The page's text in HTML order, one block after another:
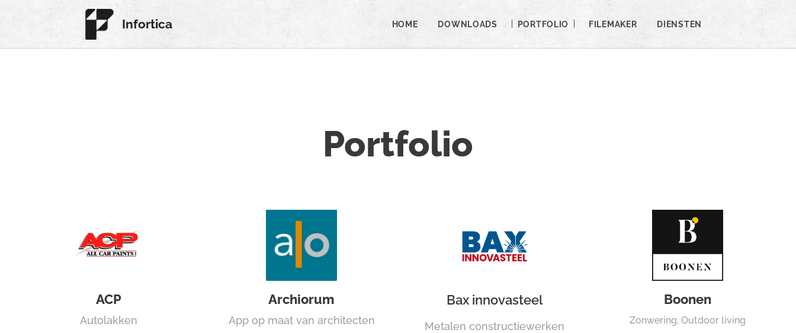
Infortica HOME DOWNLOADS PORTFOLIO FILEMAKER DIENSTEN
Portfolio
ACP
Autolakken
Archiorum
App op maat van architecten
Bax innovasteel
Metalen constructiewerken
Boonen
Zonwering, Outdoor living